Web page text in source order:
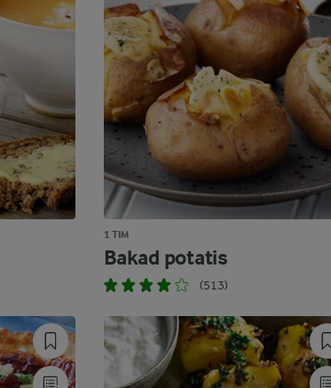
1 TIM
Bakad potatis
(513)